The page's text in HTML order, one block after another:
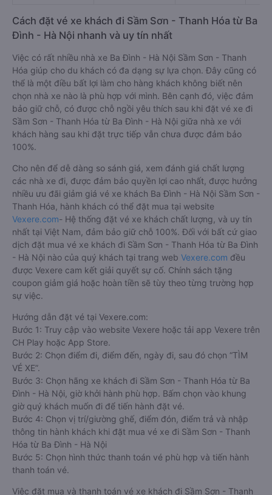
Đức Phát (Thanh
Hóa)
04:30 - 23:30
Cách đặt vé xe khách đi Sầm Sơn - Thanh Hóa từ Ba
Đình - Hà Nội nhanh và uy tín nhất
Việc có rất nhiều nhà xe Ba Đình - Hà Nội Sầm Sơn - Thanh
Hóa giúp cho du khách có đa dạng sự lựa chọn. Đây cũng có
thể là một điều bất lợi làm cho hàng khách không biết nên
chọn nhà xe nào là phù hợp với mình. Bên cạnh đó, việc đảm
bảo giữ chỗ, có được chỗ ngồi yêu thích sau khi đặt vé xe đi
Sầm Sơn - Thanh Hóa từ Ba Đình - Hà Nội giữa nhà xe với
khách hàng sau khi đặt trực tiếp vẫn chưa được đảm bảo
100%.
Cho nên để dễ dàng so sánh giá, xem đánh giá chất lượng
các nhà xe đi, được đảm bảo quyền lợi cao nhất, được hưởng
nhiều ưu đãi giảm giá vé xe khách Ba Đình - Hà Nội Sầm Sơn -
Thanh Hóa, hành khách có thể đặt mua tại website
Vexere.com- Hệ thống đặt vé xe khách chất lượng, và uy tín
nhất tại Việt Nam, đảm bảo giữ chỗ 100%. Đối với bất cứ giao
dịch đặt mua vé xe khách đi Sầm Sơn - Thanh Hóa từ Ba Đình
- Hà Nội nào của quý khách tại trang web
được Vexere cam kết giải quyết sự cố. Chính sách tặng
coupon giảm giá hoặc hoàn tiền sẽ tùy theo từng trường hợp
sự việc.
Hướng dẫn đặt vé tại Vexere.com:
Bước 1: Truy cập vào website Vexere hoặc tải app Vexere trên
CH Play hoặc App Store.
Bước 2: Chọn điểm đi, điểm đến, ngày đi, sau đó chọn “TÌM
VÉ XE”.
Bước 3: Chọn hãng xe khách đi Sầm Sơn - Thanh Hóa từ Ba
Đình - Hà Nội, giờ khởi hành phù hợp. Bấm chọn vào khung
giờ quý khách muốn đi để tiến hành đặt vé.
Bước 4: Chọn vị trí/giường ghế, điểm đón, điểm trả và nhập
thông tin hành khách khi đặt mua vé xe đi Sầm Sơn - Thanh
Hóa từ Ba Đình - Hà Nội